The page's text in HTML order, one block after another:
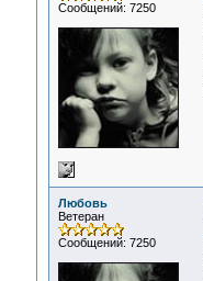
Сообщений: 7250
Любовь
Ветеран
Сообщений: 7250